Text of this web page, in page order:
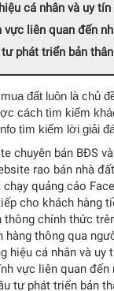
cá nhân và uy
vực liên quan đến
phát triển bản thân
đất luôn là chủ
cách tìm kiếm
tìm kiếm lời giải
chuyên bán BĐS
rao bán nhà
chạy quảng cáo
cho khách hàng
thông chính thức
hàng thông qua
hiệu cá nhân và uy
vực liên quan đến
tư phát triển bản